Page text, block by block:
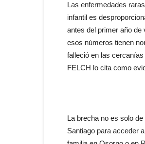
Las enfermedades
infantil es
antes del primer año de
esos números tienen
falleció en las
FELCH lo cita como
La brecha no es solo
Santiago para acceder